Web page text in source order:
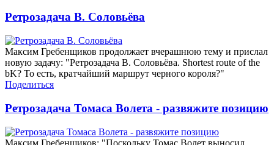
Ретрозадача В. Соловьёва
Максим Гребенщиков продолжает вчерашнюю тему и прислал
новую задачу: "Ретрозадача В. Соловьёва. Shortest route of the
bK? То есть, кратчайший маршрут черного короля?"
Поделиться
Ретрозадача Томаса Волета - развяжите позицию
Максим Гребенщиков: "Поскольку Томас Волет выносил